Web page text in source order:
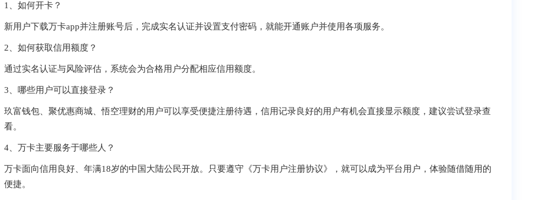
1、如何开卡？
新用户下载万卡app并注册账号后，完成实名认证并设置支付密码，就能开通账户并使用各项服务。
2、如何获取信用额度？
通过实名认证与风险评估，系统会为合格用户分配相应信用额度。
3、哪些用户可以直接登录？
玖富钱包、聚优惠商城、悟空理财的用户可以享受便捷注册待遇，信用记录良好的用户有机会直接显示额度，建议尝试登录查
看。
4、万卡主要服务于哪些人？
万卡面向信用良好、年满18岁的中国大陆公民开放。只要遵守《万卡用户注册协议》，就可以成为平台用户，体验随借随用的
便捷。